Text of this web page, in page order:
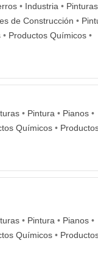
• Industria • Pinturas
de Construcción •
• Productos Químicos •
• Pintura • Pianos •
Químicos •
• Pintura • Pianos •
Químicos •